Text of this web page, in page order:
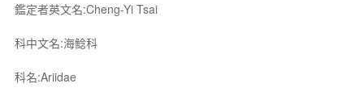
鑑定者英文名:Cheng-Yi Tsai
科中文名:海鯰科
科名:Ariidae